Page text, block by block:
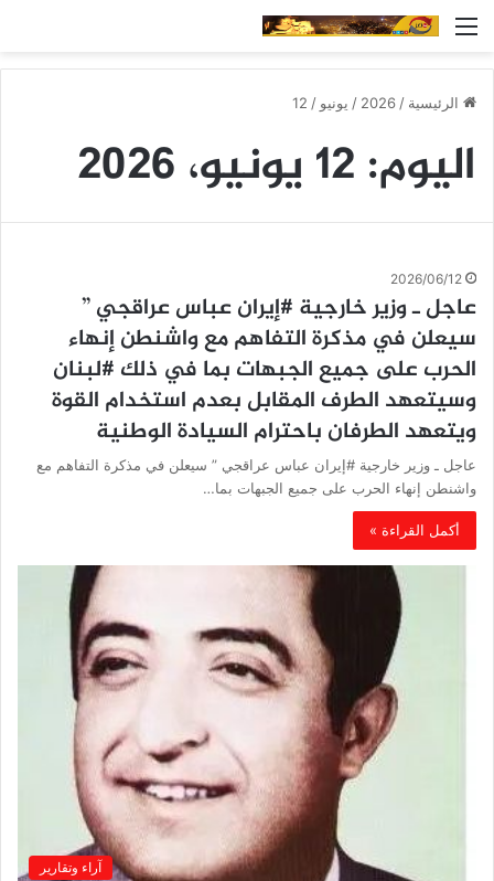
القائمة
الرئيسية /
2026
/ يونيو /
12
اليوم: 12 يونيو، 2026
2026/06/12
عاجل ـ وزير خارجية #إيران عباس عراقجي ”
سيعلن في مذكرة التفاهم مع واشنطن إنهاء
الحرب على جميع الجبهات بما في ذلك #لبنان
وسيتعهد الطرف المقابل بعدم استخدام القوة
ويتعهد الطرفان باحترام السيادة الوطنية
عاجل ـ وزير خارجية #إيران عباس عراقجي ” سيعلن في مذكرة التفاهم مع
واشنطن إنهاء الحرب على جميع الجبهات بما…
أكمل القراءة »
آراء وتقارير